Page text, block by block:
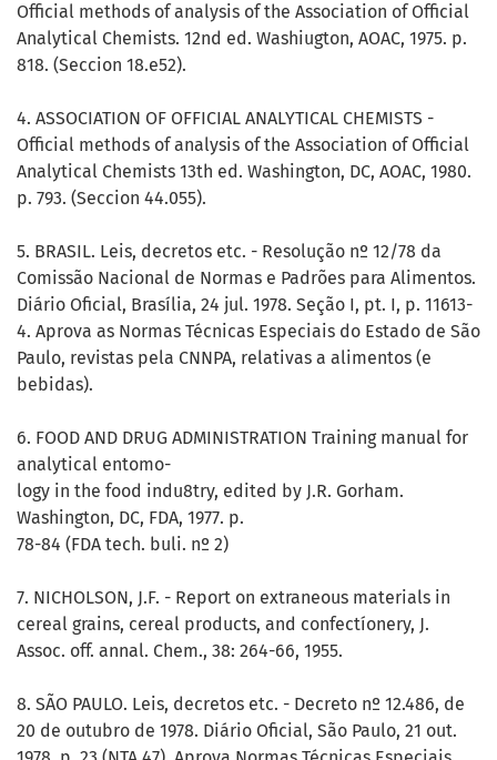
Official methods of analysis of the Association of Official
Analytical Chemists. 12nd ed. Washiugton, AOAC, 1975. p.
818. (Seccion 18.e52).
4. ASSOCIATION OF OFFICIAL ANALYTICAL CHEMISTS -
Official methods of analysis of the Association of Official
Analytical Chemists 13th ed. Washington, DC, AOAC, 1980.
p. 793. (Seccion 44.055).
5. BRASIL. Leis, decretos etc. - Resolução nº 12/78 da
Comissão Nacional de Normas e Padrões para Alimentos.
Diário Oficial, Brasília, 24 jul. 1978. Seção I, pt. I, p. 11613-
4. Aprova as Normas Técnicas Especiais do Estado de São
Paulo, revistas pela CNNPA, relativas a alimentos (e
bebidas).
6. FOOD AND DRUG ADMINISTRATION Training manual for
analytical entomo-
logy in the food indu8try, edited by J.R. Gorham.
Washington, DC, FDA, 1977. p.
78-84 (FDA tech. buli. nº 2)
7. NICHOLSON, J.F. - Report on extraneous materials in
cereal grains, cereal products, and confectíonery, J.
Assoc. off. annal. Chem., 38: 264-66, 1955.
8. SÃO PAULO. Leis, decretos etc. - Decreto nº 12.486, de
20 de outubro de 1978. Diário Oficial, São Paulo, 21 out.